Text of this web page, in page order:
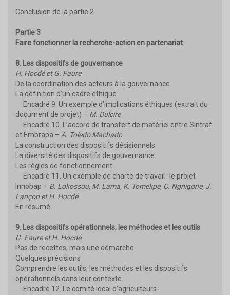
Conclusion de la partie 2
Partie 3
Faire fonctionner la recherche-action en partenariat
8. Les dispositifs de gouvernance
H. Hocdé et G. Faure
De la coordination des acteurs à la gouvernance
La définition d’un cadre éthique
Encadré 9. Un exemple d’implications éthiques (extrait du
document de projet) – M. Dulcire
Encadré 10. L’accord de transfert de matériel entre Sintraf
et Embrapa – A. Toledo Machado
La construction des dispositifs décisionnels
La diversité des dispositifs de gouvernance
Les règles de fonctionnement
Encadré 11. Un exemple de charte de travail : le projet
Innobap – B. Lokossou, M. Lama, K. Tomekpe, C. Ngnigone, J.
Lançon et H. Hocdé
En résumé
9. Les dispositifs opérationnels, les méthodes et les outils
G. Faure et H. Hocdé
Pas de recettes, mais une démarche
Quelques précisions
Comprendre les outils, les méthodes et les dispositifs
opérationnels dans leur contexte
Encadré 12. Le comité local d’agriculteurs-